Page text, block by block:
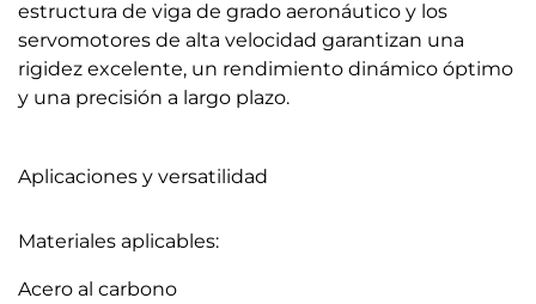
estructura de viga de grado aeronáutico y los
servomotores de alta velocidad garantizan una
rigidez excelente, un rendimiento dinámico óptimo
y una precisión a largo plazo.
Aplicaciones y versatilidad
Materiales aplicables:
Acero al carbono